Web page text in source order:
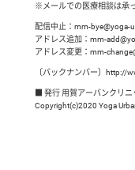
※メールでの医療相談は承
配信中止：mm-bye@yoga-
アドレス追加：mm-
アドレス変更：mm-
〔バックナンバー〕http://
■ 発行 用賀アーバンクリ
Copyright(c)2020 Yoga